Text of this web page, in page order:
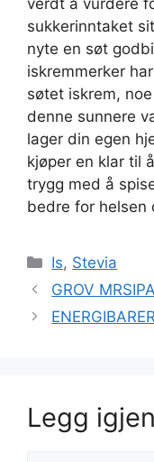
sukkerinntaket
nyte en søt
iskremmerker
søtet iskrem,
denne sunnere
lager din egen
kjøper en klar til
trygg med å
bedre for helsen
Kategorier
Is, Stevia
GROV
Legg